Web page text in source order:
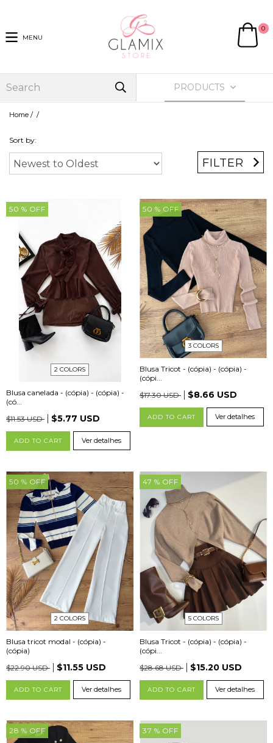
MENU
0
PRODUCTS
Home / /
Sort by:
FILTER
50 % OFF
2 COLORS
Blusa canelada - (cópia) - (cópia) -
(có...
$11.53 USD
$5.77 USD
ADD TO CART Ver detalhes
50 % OFF
3 COLORS
Blusa Tricot - (cópia) - (cópia) -
(cópi...
$17.30 USD
$8.66 USD
ADD TO CART Ver detalhes
50 % OFF
2 COLORS
Blusa tricot modal - (cópia) -
(cópia)
$22.90 USD
$11.55 USD
ADD TO CART Ver detalhes
47 % OFF
5 COLORS
Blusa Tricot - (cópia) - (cópia) -
(cópi...
$28.68 USD
$15.20 USD
ADD TO CART Ver detalhes
28 % OFF 37 % OFF